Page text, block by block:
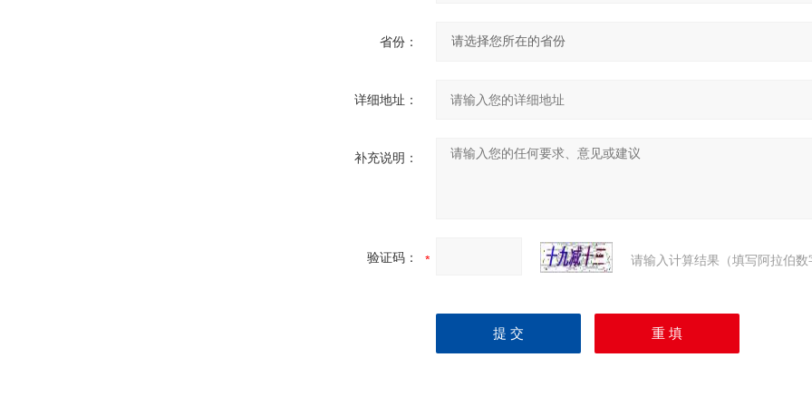
省份：
详细地址：
补充说明：
验证码： 请输入计算结果（填写阿拉伯